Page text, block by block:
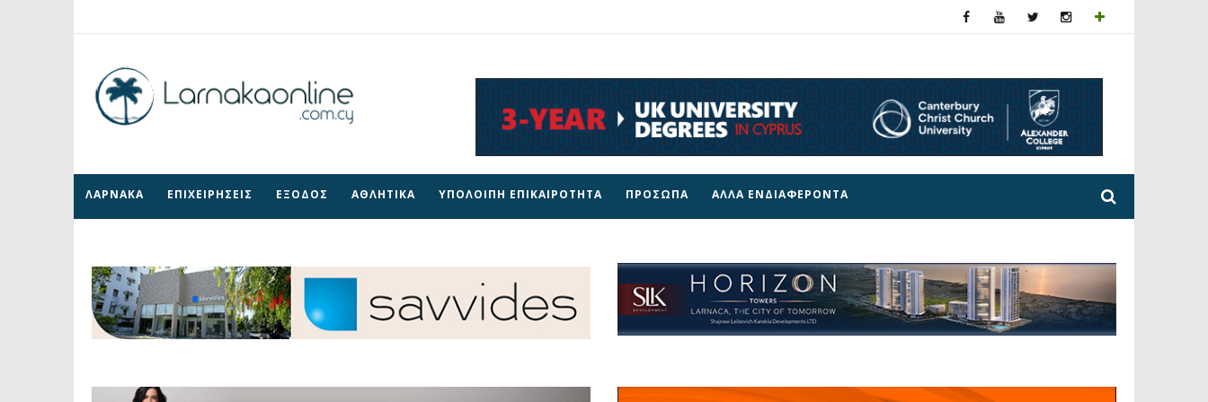
ΛΑΡΝΑΚΑ ΕΠΙΧΕΙΡΗΣΕΙΣ ΕΞΟΔΟΣ ΑΘΛΗΤΙΚΑ ΥΠΟΛΟΙΠΗ ΕΠΙΚΑΙΡΟΤΗΤΑ ΠΡΟΣΩΠΑ ΑΛΛΑ ΕΝΔΙΑΦΕΡΟΝΤΑ